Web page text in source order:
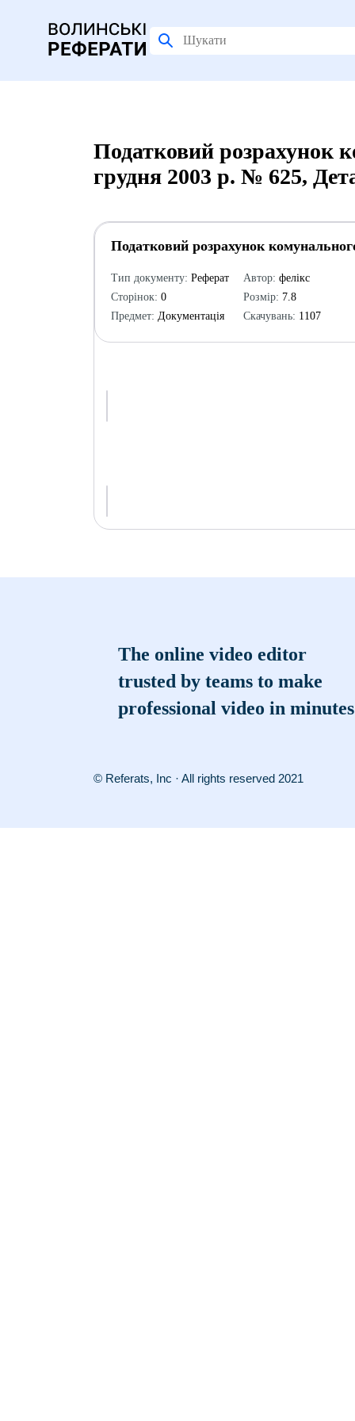
Податковий розрахунок
грудня 2003 р. № 625,
Податковий розрахунок
Тип документу: Реферат
Сторінок: 0
Предмет: Документація
Автор: фелікс
Розмір: 7.8
Скачувань: 1107
The online video editor
trusted by teams to make
professional video in minutes
© Referats, Inc · All rights reserved 2021